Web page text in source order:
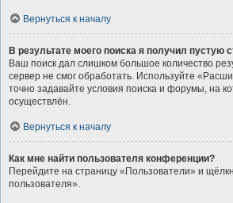
Вернуться к началу
В результате моего поиска я получил пустую
Ваш поиск дал слишком большое количество
сервер не смог обработать. Используйте
точно задавайте условия поиска и форумы, на
осуществлён.
Вернуться к началу
Как мне найти пользователя конференции?
Перейдите на страницу «Пользователи» и
пользователя».